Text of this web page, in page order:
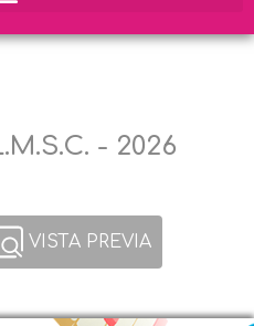
- 2026
VISTA PREVIA